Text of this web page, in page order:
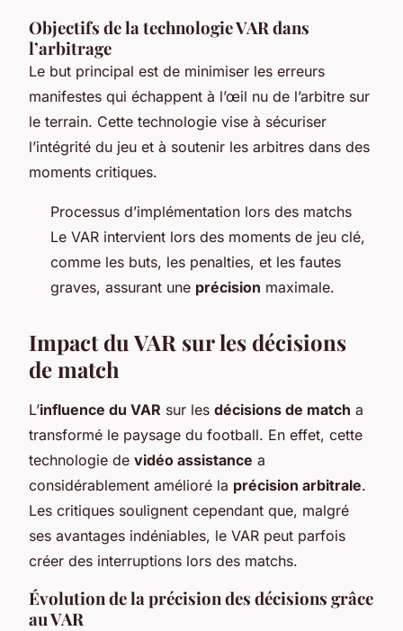
Objectifs de la technologie VAR dans
l’arbitrage
Le but principal est de minimiser les erreurs
manifestes qui échappent à l’œil nu de l’arbitre sur
le terrain. Cette technologie vise à sécuriser
l’intégrité du jeu et à soutenir les arbitres dans des
moments critiques.
Processus d’implémentation lors des matchs
Le VAR intervient lors des moments de jeu clé,
comme les buts, les penalties, et les fautes
graves, assurant une précision maximale.
Impact du VAR sur les décisions
de match
L’influence du VAR sur les décisions de match a
transformé le paysage du football. En effet, cette
technologie de vidéo assistance a
considérablement amélioré la précision arbitrale.
Les critiques soulignent cependant que, malgré
ses avantages indéniables, le VAR peut parfois
créer des interruptions lors des matchs.
Évolution de la précision des décisions grâce
au VAR